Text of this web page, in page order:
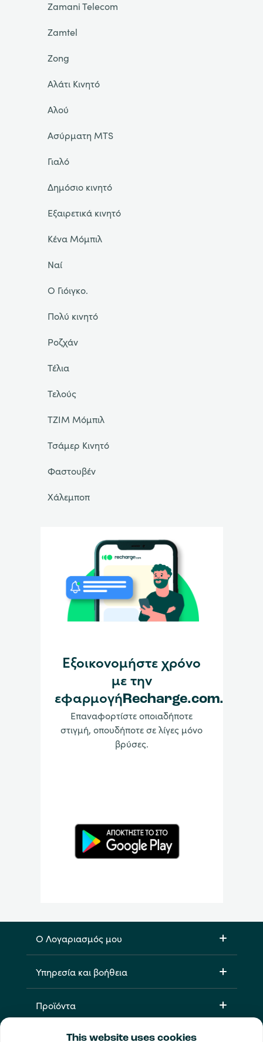
This website uses cookies
Zamani Telecom
Zamtel
Zong
Αλάτι Κινητό
Αλού
Ασύρματη MTS
Γιαλό
Δημόσιο κινητό
Εξαιρετικά κινητό
Κένα Μόμπιλ
Ναί
Ο Γιόιγκο.
Πολύ κινητό
Ροζχάν
Τέλια
Τελούς
ΤΖΙΜ Μόμπιλ
Τσάμερ Κινητό
Φαστουβέν
Χάλεμποπ
Εξοικονομήστε χρόνο
με την
εφαρμογήRecharge.com.
Επαναφορτίστε οποιαδήποτε
στιγμή, οπουδήποτε σε λίγες μόνο
βρύσες.
Ο Λογαριασμός μου
Υπηρεσία και βοήθεια
Προϊόντα